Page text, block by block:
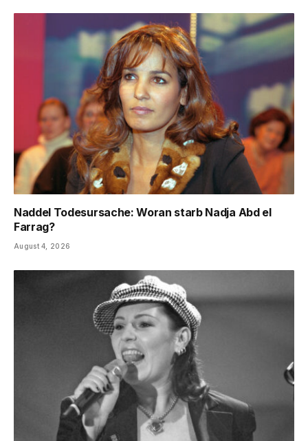
Naddel Todesursache: Woran starb Nadja Abd el
Farrag?
August 4, 2026